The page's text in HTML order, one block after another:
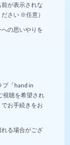
が表示されな
さい ※任意）
の思いやりを
「hand in
視聴を希望され
お手続きをお
る場合がござ